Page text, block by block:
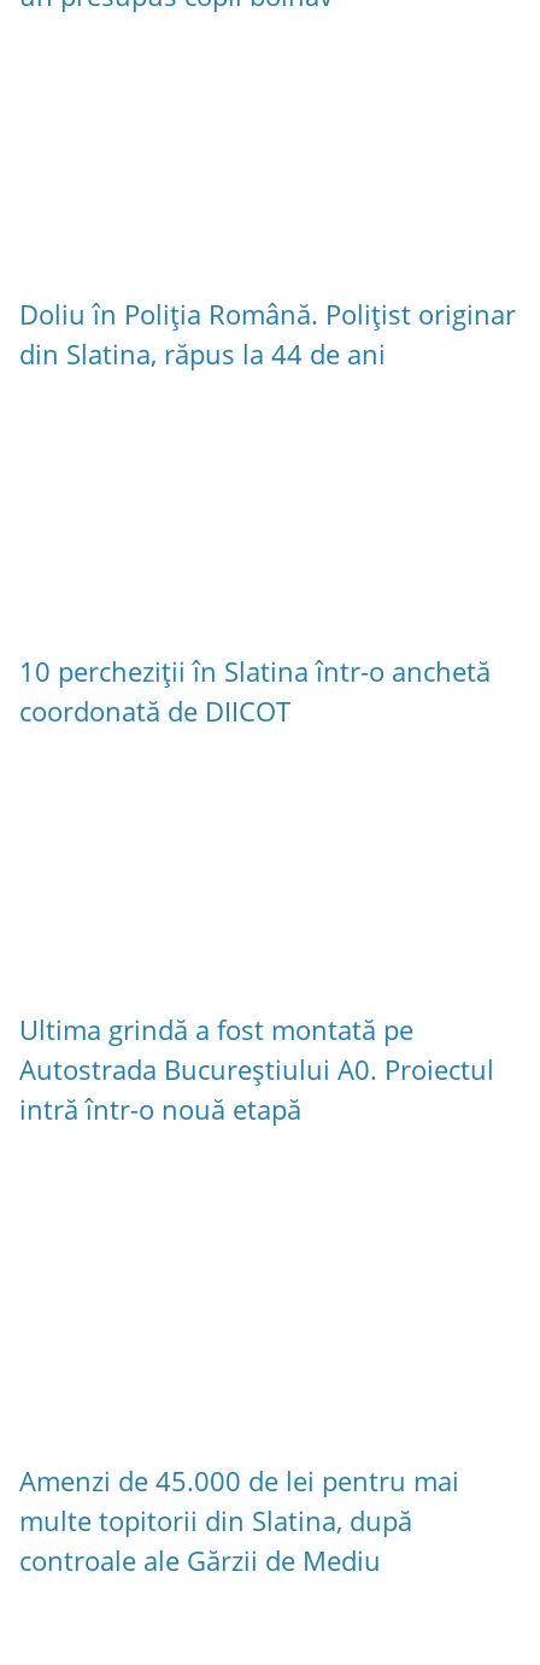
Doliu în Poliția Română. Polițist originar
din Slatina, răpus la 44 de ani
10 percheziții în Slatina într-o anchetă
coordonată de DIICOT
Ultima grindă a fost montată pe
Autostrada Bucureștiului A0. Proiectul
intră într-o nouă etapă
Amenzi de 45.000 de lei pentru mai
multe topitorii din Slatina, după
controale ale Gărzii de Mediu